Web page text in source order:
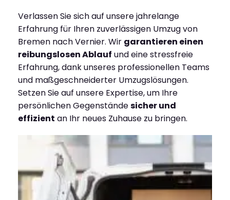
Verlassen Sie sich auf unsere jahrelange
Erfahrung für Ihren zuverlässigen Umzug von
Bremen nach Vernier. Wir garantieren einen
reibungslosen Ablauf und eine stressfreie
Erfahrung, dank unseres professionellen Teams
und maßgeschneiderter Umzugslösungen.
Setzen Sie auf unsere Expertise, um Ihre
persönlichen Gegenständesicher und
effizient an Ihr neues Zuhause zu bringen.